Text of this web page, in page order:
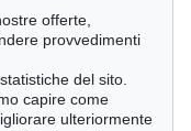
offerte,
provvedimenti
del sito.
capire come
ulteriormente